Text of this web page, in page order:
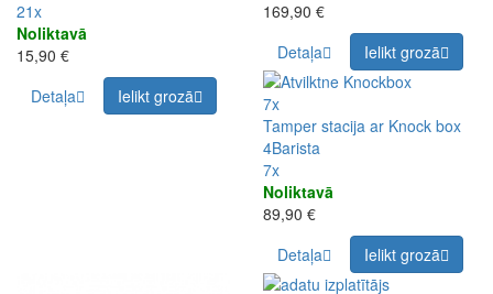
21x
Noliktavā
15,90 €
Detaļa
Ielikt grozā
169,90 €
Detaļa
Ielikt grozā
7x
Tamper stacija ar Knock box
4Barista
7x
Noliktavā
89,90 €
Detaļa
Ielikt grozā